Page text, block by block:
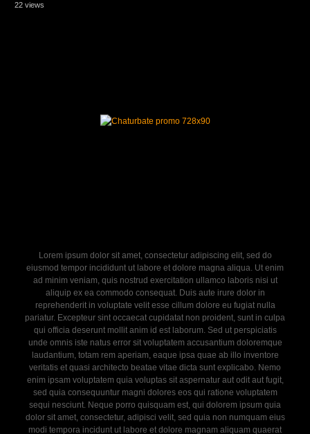
22 views
Lorem ipsum dolor sit amet, consectetur adipiscing elit, sed do
eiusmod tempor incididunt ut labore et dolore magna aliqua. Ut enim
ad minim veniam, quis nostrud exercitation ullamco laboris nisi ut
aliquip ex ea commodo consequat. Duis aute irure dolor in
reprehenderit in voluptate velit esse cillum dolore eu fugiat nulla
pariatur. Excepteur sint occaecat cupidatat non proident, sunt in culpa
qui officia deserunt mollit anim id est laborum. Sed ut perspiciatis
unde omnis iste natus error sit voluptatem accusantium doloremque
laudantium, totam rem aperiam, eaque ipsa quae ab illo inventore
veritatis et quasi architecto beatae vitae dicta sunt explicabo. Nemo
enim ipsam voluptatem quia voluptas sit aspernatur aut odit aut fugit,
sed quia consequuntur magni dolores eos qui ratione voluptatem
sequi nesciunt. Neque porro quisquam est, qui dolorem ipsum quia
dolor sit amet, consectetur, adipisci velit, sed quia non numquam eius
modi tempora incidunt ut labore et dolore magnam aliquam quaerat